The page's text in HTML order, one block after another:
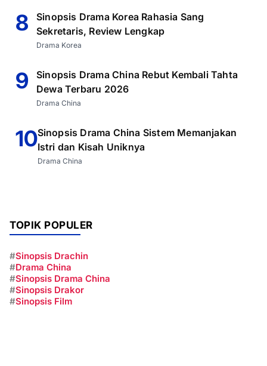
8
Sinopsis Drama Korea Rahasia Sang
Sekretaris, Review Lengkap
Drama Korea
9
Sinopsis Drama China Rebut Kembali Tahta
Dewa Terbaru 2026
Drama China
10Sinopsis Drama China Sistem Memanjakan
Istri dan Kisah Uniknya
Drama China
TOPIK POPULER
#Sinopsis Drachin
#Drama China
#Sinopsis Drama China
#Sinopsis Drakor
#Sinopsis Film